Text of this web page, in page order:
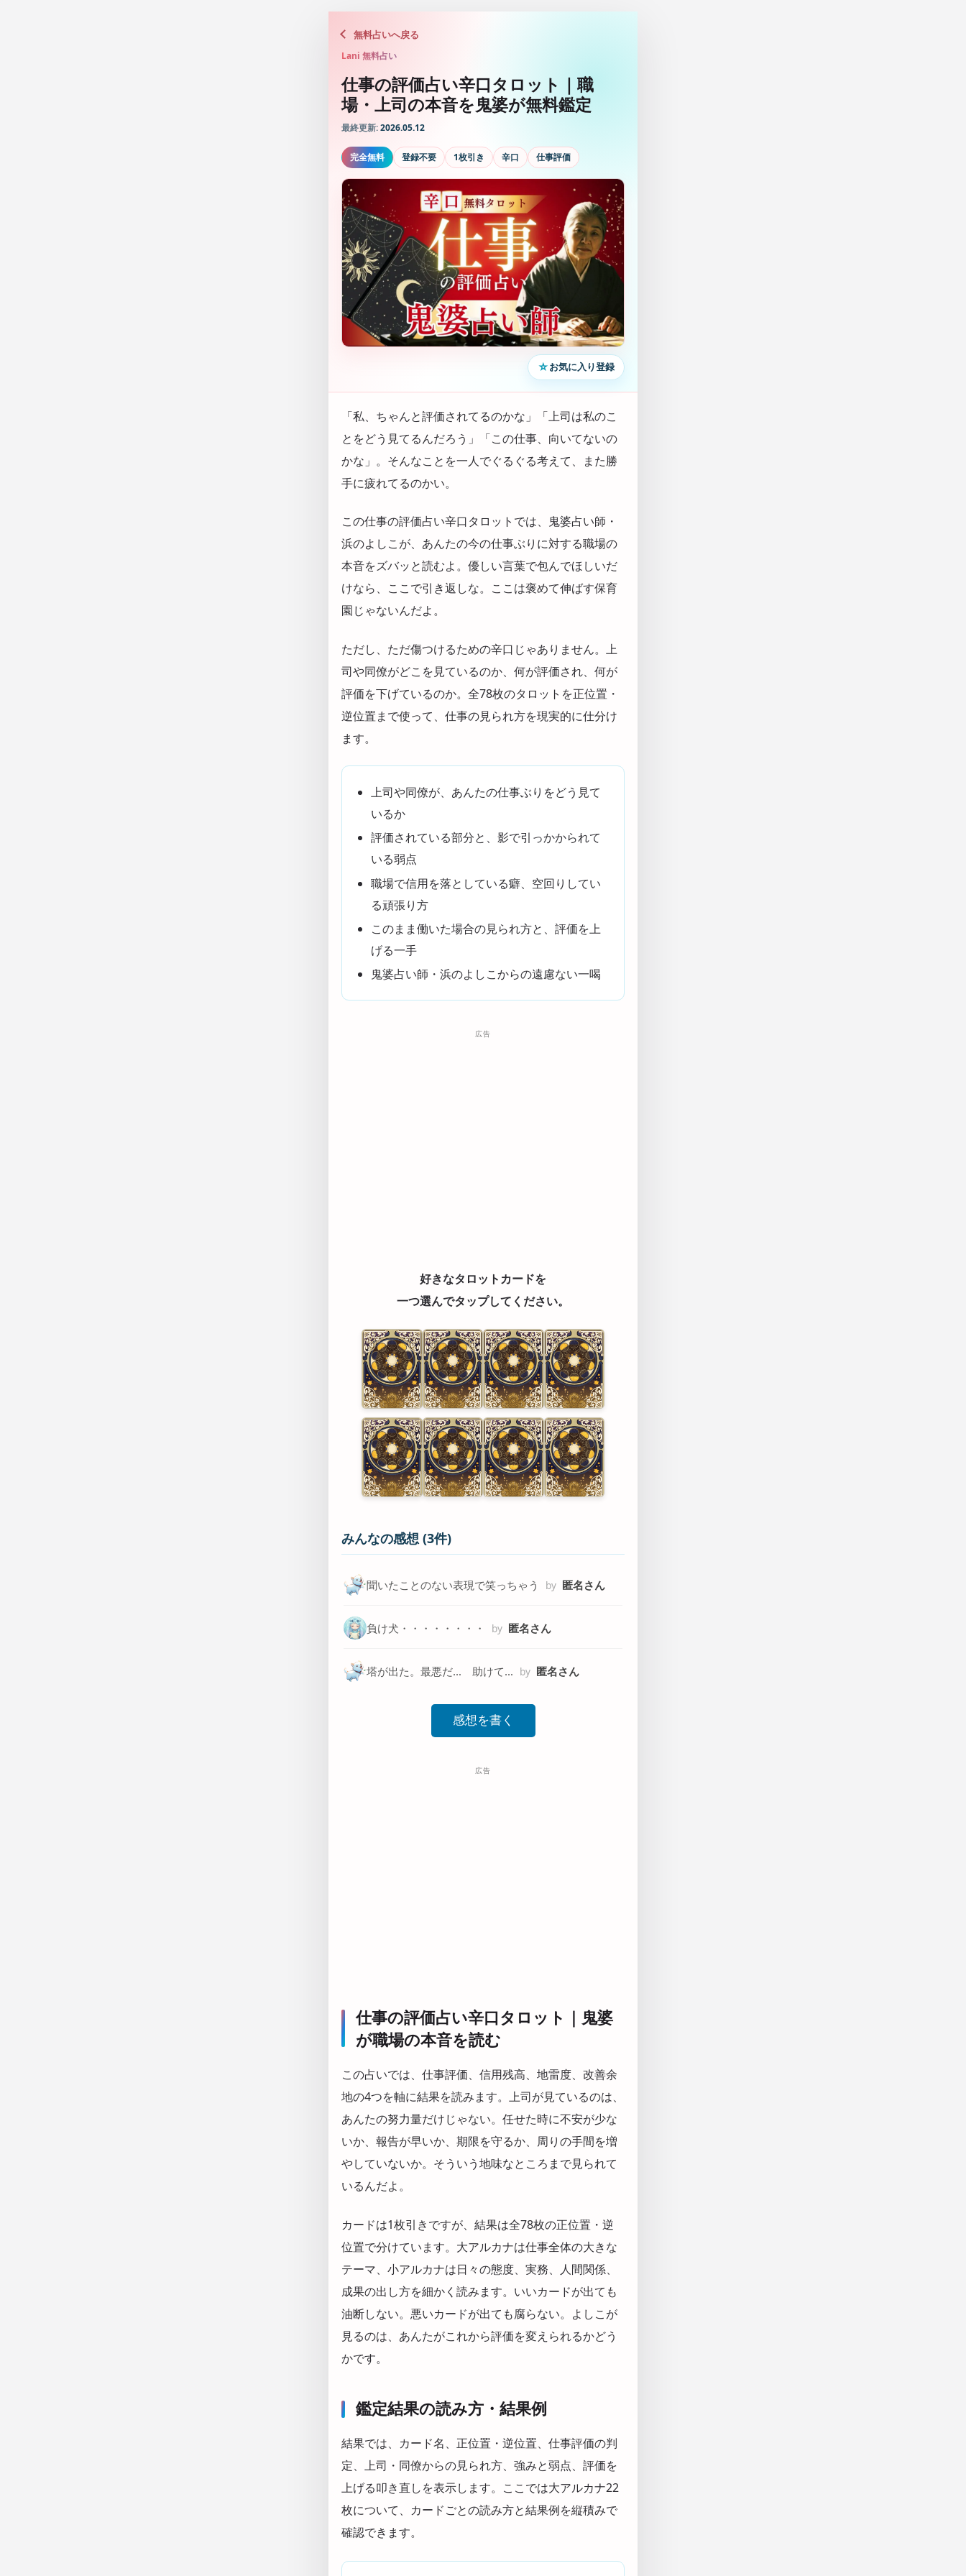
無料占いへ戻る
Lani 無料占い
仕事の評価占い辛口タロット｜職
場・上司の本音を鬼婆が無料鑑定
最終更新:2026.05.12
完全無料 登録不要 1枚引き 辛口 仕事評価
☆お気に入り登録
「私、ちゃんと評価されてるのかな」「上司は私のこ
とをどう見てるんだろう」「この仕事、向いてないの
かな」。そんなことを一人でぐるぐる考えて、また勝
手に疲れてるのかい。
この仕事の評価占い辛口タロットでは、鬼婆占い師・
浜のよしこが、あんたの今の仕事ぶりに対する職場の
本音をズバッと読むよ。優しい言葉で包んでほしいだ
けなら、ここで引き返しな。ここは褒めて伸ばす保育
園じゃないんだよ。
ただし、ただ傷つけるための辛口じゃありません。上
司や同僚がどこを見ているのか、何が評価され、何が
評価を下げているのか。全78枚のタロットを正位置・
逆位置まで使って、仕事の見られ方を現実的に仕分け
ます。
上司や同僚が、あんたの仕事ぶりをどう見て
いるか
評価されている部分と、影で引っかかられて
いる弱点
職場で信用を落としている癖、空回りしてい
る頑張り方
このまま働いた場合の見られ方と、評価を上
げる一手
鬼婆占い師・浜のよしこからの遠慮ない一喝
広告
好きなタロットカードを
一つ選んでタップしてください。
みんなの感想 (3件)
聞いたことのない表現で笑っちゃう by 匿名さん
負け犬・・・・・・・・ by 匿名さん
塔が出た。最悪だ… 助けて… by 匿名さん
感想を書く
広告
仕事の評価占い辛口タロット｜鬼婆
が職場の本音を読む
この占いでは、仕事評価、信用残高、地雷度、改善余
地の4つを軸に結果を読みます。上司が見ているのは、
あんたの努力量だけじゃない。任せた時に不安が少な
いか、報告が早いか、期限を守るか、周りの手間を増
やしていないか。そういう地味なところまで見られて
いるんだよ。
カードは1枚引きですが、結果は全78枚の正位置・逆
位置で分けています。大アルカナは仕事全体の大きな
テーマ、小アルカナは日々の態度、実務、人間関係、
成果の出し方を細かく読みます。いいカードが出ても
油断しない。悪いカードが出ても腐らない。よしこが
見るのは、あんたがこれから評価を変えられるかどう
かです。
鑑定結果の読み方・結果例
結果では、カード名、正位置・逆位置、仕事評価の判
定、上司・同僚からの見られ方、強みと弱点、評価を
上げる叩き直しを表示します。ここでは大アルカナ22
枚について、カードごとの読み方と結果例を縦積みで
確認できます。